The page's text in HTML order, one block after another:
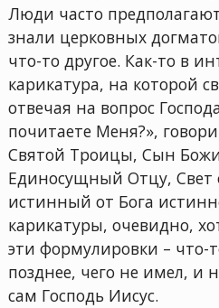
Люди часто
знали церковных
что-то другое. Как-то в
карикатура, на которой
отвечая на вопрос
почитаете Меня?»,
Святой Троицы, Сын
Единосущный Отцу, Свет
истинный от Бога
карикатуры, очевидно,
эти формулировки – что-
позднее, чего не имел, и
сам Господь Иисус.